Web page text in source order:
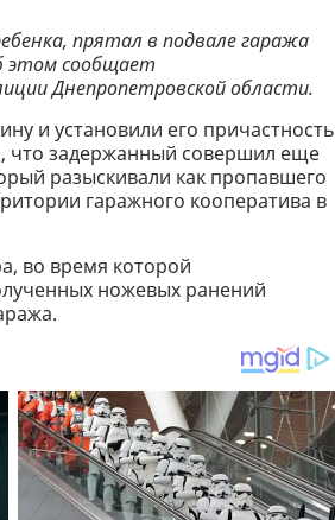
прятал в подвале гаража
этом сообщает
Днепропетровской области.
и установили его причастность
что задержанный совершил еще
разыскивали как пропавшего
гаражного кооператива в
во время которой
ножевых ранений